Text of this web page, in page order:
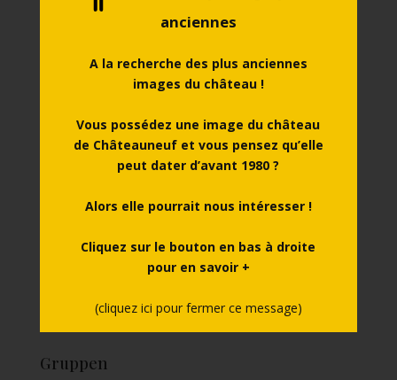
anciennes
A la recherche des plus anciennes
images du château !
Vous possédez une image du château
de Châteauneuf et vous pensez qu’elle
peut dater d’avant 1980 ?
Alors elle pourrait nous intéresser !
Cliquez sur le bouton en bas à droite
pour en savoir +
(cliquez ici pour fermer ce message)

Derzeit ist ein spielerisches Begleitheft in Bearbeitung.
Es richtet sich an Kinder ab 4 Jahren.
können im Innenhof abgestellt werden.

Gruppen